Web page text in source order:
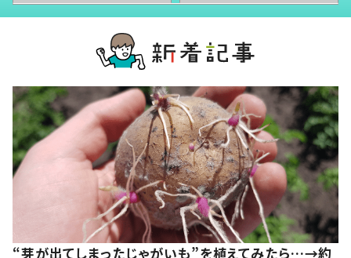
“芽が出てしまったじゃがいも”を植えてみたら…→約